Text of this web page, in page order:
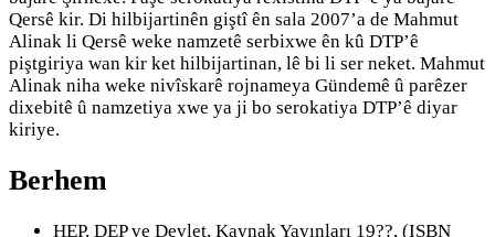
Qersê kir. Di hilbijartinên giştî ên sala 2007’a de Mahmut
Alinak li Qersê weke namzetê serbixwe ên kû DTP’ê
piştgiriya wan kir ket hilbijartinan, lê bi li ser neket. Mahmut
Alinak niha weke nivîskarê rojnameya Gündemê û parêzer
dixebitê û namzetiya xwe ya ji bo serokatiya DTP’ê diyar
kiriye.
Berhem
HEP, DEP ve Devlet, Kaynak Yayınları 19??, (ISBN